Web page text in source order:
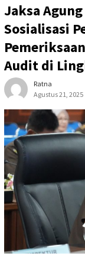
Jaksa
Sosialisasi
Audit di
Ratna
Agustus 21, 2025